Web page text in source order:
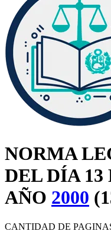
NORMA
DEL DÍA 13
AÑO 2000
CANTIDAD DE